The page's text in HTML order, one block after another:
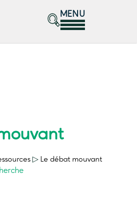
MENU
▷ Le débat mouvant